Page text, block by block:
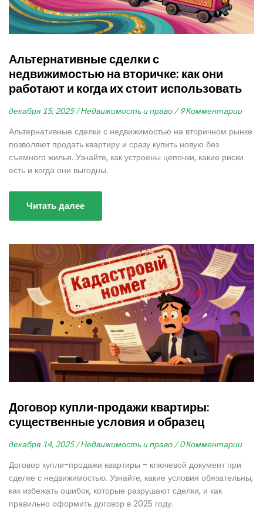
Альтернативные сделки с
недвижимостью на вторичке: как они
работают и когда их стоит использовать
декабря 15, 2025 / Недвижимость и право / 9 Комментарии
Альтернативные сделки с недвижимостью на вторичном рынке
позволяют продать квартиру и сразу купить новую без
съемного жилья. Узнайте, как устроены цепочки, какие риски
есть и когда они выгодны.
Читать далее
Договор купли-продажи квартиры:
существенные условия и образец
декабря 14, 2025 / Недвижимость и право / 0 Комментарии
Договор купли-продажи квартиры - ключевой документ при
сделке с недвижимостью. Узнайте, какие условия обязательны,
как избежать ошибок, которые разрушают сделки, и как
правильно оформить договор в 2025 году.